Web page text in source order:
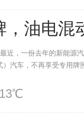
，油电混
近，一份去年的新能源
汽车，不再享受专用牌